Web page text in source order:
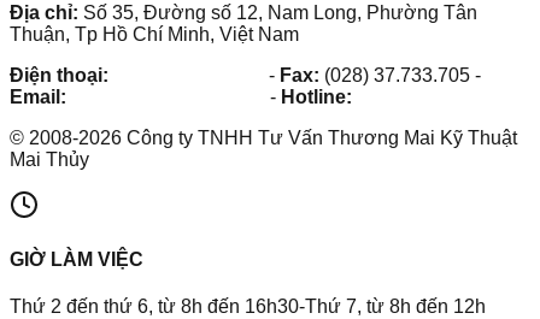
Địa chỉ: Số 35, Đường số 12, Nam Long, Phường Tân
Thuận, Tp Hồ Chí Minh, Việt Nam
Điện thoại:
- Fax: (028) 37.733.705 -
Email:
- Hotline:
© 2008-2026 Công ty TNHH Tư Vấn Thương Mai Kỹ Thuật
Mai Thủy
GIỜ LÀM VIỆC
Thứ 2 đến thứ 6, từ 8h đến 16h30-Thứ 7, từ 8h đến 12h